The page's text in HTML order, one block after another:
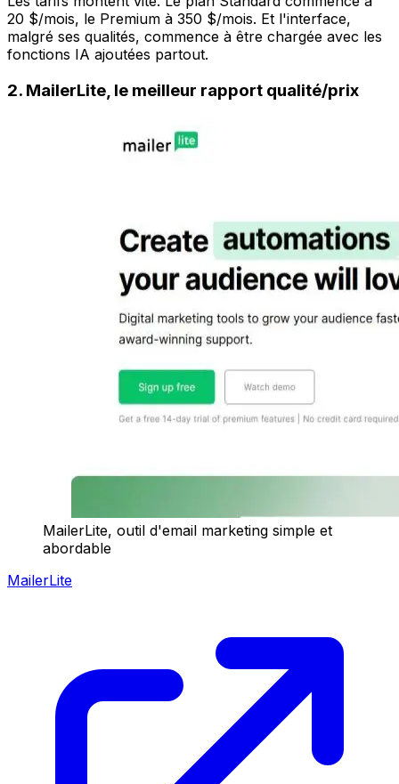
20 $/mois, le Premium à 350 $/mois. Et l'interface,
malgré ses qualités, commence à être chargée avec les
fonctions IA ajoutées partout.
2. MailerLite, le meilleur rapport qualité/prix
MailerLite, outil d'email marketing simple et
abordable
MailerLite